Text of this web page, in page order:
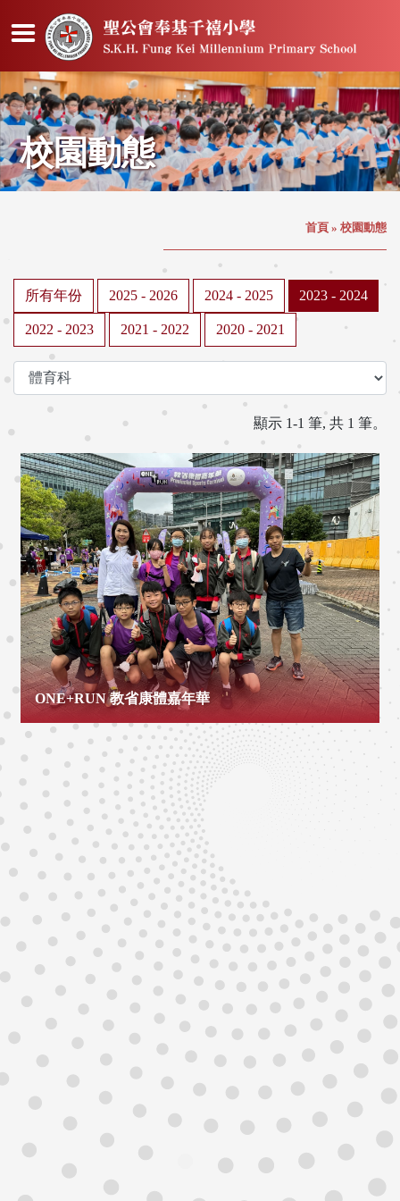
校園動態
首頁 » 校園動態
所有年份 2025 - 2026 2024 - 2025 2023 - 2024
2022 - 2023 2021 - 2022 2020 - 2021
顯示 1-1 筆, 共 1 筆。
ONE+RUN 教省康體嘉年華